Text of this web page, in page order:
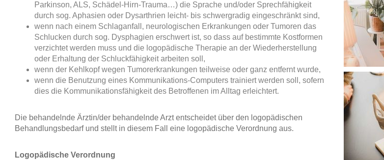
Parkinson, ALS, Schädel-Hirn-Trauma…) die Sprache und/oder Sprechfähigkeit
durch sog. Aphasien oder Dysarthrien leicht- bis schwergradig eingeschränkt sind,
wenn nach einem Schlaganfall, neurologischen Erkrankungen oder Tumoren das
Schlucken durch sog. Dysphagien erschwert ist, so dass auf bestimmte Kostformen
verzichtet werden muss und die logopädische Therapie an der Wiederherstellung
oder Erhaltung der Schluckfähigkeit arbeiten soll,
wenn der Kehlkopf wegen Tumorerkrankungen teilweise oder ganz entfernt wurde,
wenn die Benutzung eines Kommunikations-Computers trainiert werden soll, sofern
dies die Kommunikationsfähigkeit des Betroffenen im Alltag erleichtert.
Die behandelnde Ärztin/der behandelnde Arzt entscheidet über den logopädischen
Behandlungsbedarf und stellt in diesem Fall eine logopädische Verordnung aus.
Logopädische Verordnung